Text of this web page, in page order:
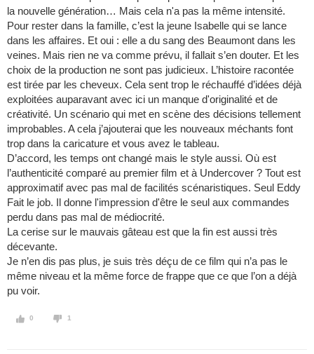
la nouvelle génération… Mais cela n'a pas la même intensité.
Pour rester dans la famille, c’est la jeune Isabelle qui se lance
dans les affaires. Et oui : elle a du sang des Beaumont dans les
veines. Mais rien ne va comme prévu, il fallait s’en douter. Et les
choix de la production ne sont pas judicieux. L’histoire racontée
est tirée par les cheveux. Cela sent trop le réchauffé d’idées déjà
exploitées auparavant avec ici un manque d'originalité et de
créativité. Un scénario qui met en scène des décisions tellement
improbables. A cela j’ajouterai que les nouveaux méchants font
trop dans la caricature et vous avez le tableau.
D’accord, les temps ont changé mais le style aussi. Où est
l’authenticité comparé au premier film et à Undercover ? Tout est
approximatif avec pas mal de facilités scénaristiques. Seul Eddy
Fait le job. Il donne l'impression d'être le seul aux commandes
perdu dans pas mal de médiocrité.
La cerise sur le mauvais gâteau est que la fin est aussi très
décevante.
Je n’en dis pas plus, je suis très déçu de ce film qui n’a pas le
même niveau et la même force de frappe que ce que l’on a déjà
pu voir.
0 1